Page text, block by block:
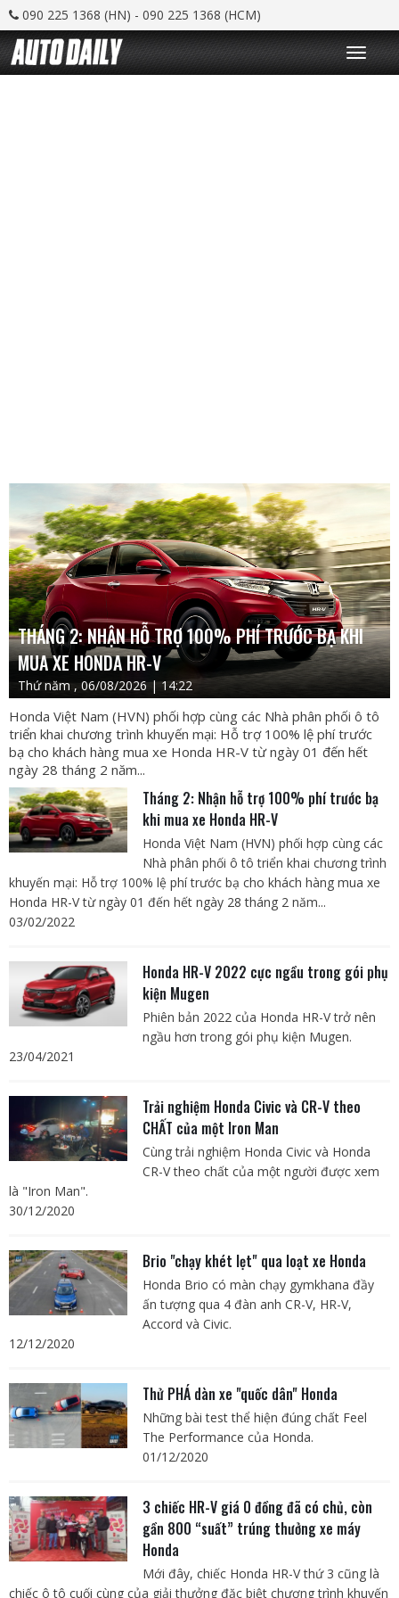
090 225 1368 (HN) - 090 225 1368 (HCM)
T
o
g
THÁNG 2: NHẬN HỖ TRỢ 100% PHÍ TRƯỚC BẠ KHI
MUA XE HONDA HR-V
Thứ năm , 06/08/2026 | 14:22
Honda Việt Nam (HVN) phối hợp cùng các Nhà phân phối ô tô
triển khai chương trình khuyến mại: Hỗ trợ 100% lệ phí trước
bạ cho khách hàng mua xe Honda HR-V từ ngày 01 đến hết
ngày 28 tháng 2 năm...
Tháng 2: Nhận hỗ trợ 100% phí trước bạ
khi mua xe Honda HR-V
Honda Việt Nam (HVN) phối hợp cùng các
Nhà phân phối ô tô triển khai chương trình
khuyến mại: Hỗ trợ 100% lệ phí trước bạ cho khách hàng mua xe
Honda HR-V từ ngày 01 đến hết ngày 28 tháng 2 năm...
03/02/2022
Honda HR-V 2022 cực ngầu trong gói phụ
kiện Mugen
Phiên bản 2022 của Honda HR-V trở nên
ngầu hơn trong gói phụ kiện Mugen.
23/04/2021
Trải nghiệm Honda Civic và CR-V theo
CHẤT của một Iron Man
Cùng trải nghiệm Honda Civic và Honda
CR-V theo chất của một người được xem
là "Iron Man".
30/12/2020
Brio "chạy khét lẹt" qua loạt xe Honda
Honda Brio có màn chạy gymkhana đầy
ấn tượng qua 4 đàn anh CR-V, HR-V,
Accord và Civic.
12/12/2020
Thử PHÁ dàn xe "quốc dân" Honda
Những bài test thể hiện đúng chất Feel
The Performance của Honda.
01/12/2020
3 chiếc HR-V giá 0 đồng đã có chủ, còn
gần 800 “suất” trúng thưởng xe máy
Honda
Mới đây, chiếc Honda HR-V thứ 3 cũng là
chiếc ô tô cuối cùng của giải thưởng đặc biệt chương trình khuyến